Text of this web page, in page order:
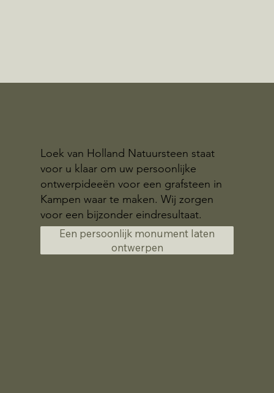
Loek van Holland Natuursteen staat
voor u klaar om uw persoonlijke
ontwerpideeën voor een grafsteen in
Kampen waar te maken. Wij zorgen
voor een bijzonder eindresultaat.
Een persoonlijk monument laten
ontwerpen